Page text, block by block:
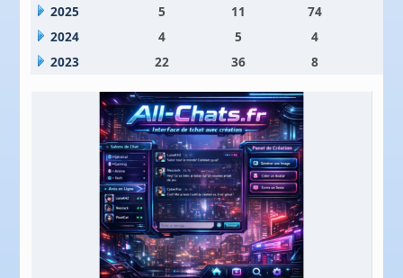
2025 5 11 74
2024
4 5 4
2023
22 36 8